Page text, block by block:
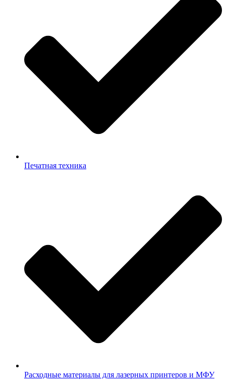
Печатная техника
Расходные материалы для лазерных принтеров и МФУ